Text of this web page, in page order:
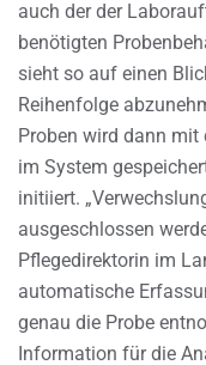
auch der der
benötigten
sieht so auf einen
Reihenfolge
Proben wird dann
im System
initiiert.
ausgeschlossen
Pflegedirektorin im
automatische
genau die Probe
Information für die